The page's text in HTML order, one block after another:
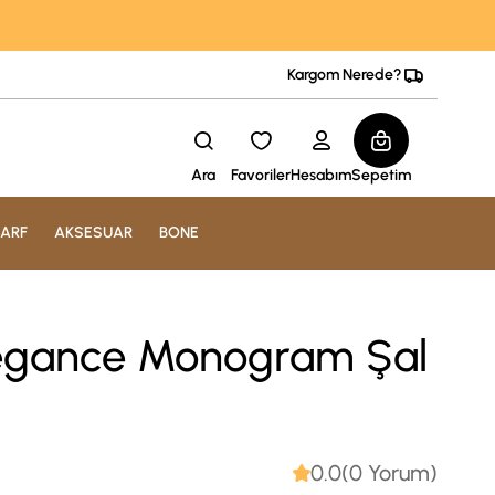
Kargom Nerede?
Ara FavorilerHesabımSepetim
AKSESUAR BONE
Monogram Şal
0.0(0 Yorum)